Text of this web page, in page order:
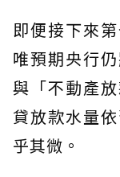
即便接下來
唯預期央行
與「不動產
貸放款水量
乎其微。